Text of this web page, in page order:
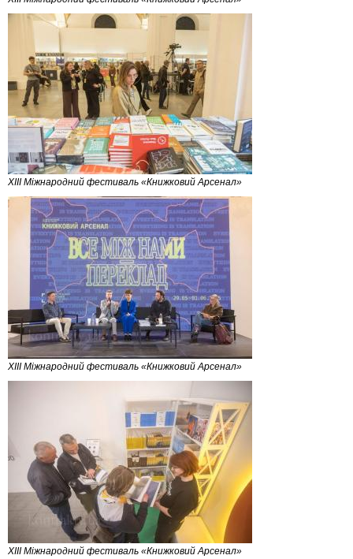
XIII Міжнародний фестиваль «Книжковий Арсенал»
XIII Міжнародний фестиваль «Книжковий Арсенал»
XIII Міжнародний фестиваль «Книжковий Арсенал»